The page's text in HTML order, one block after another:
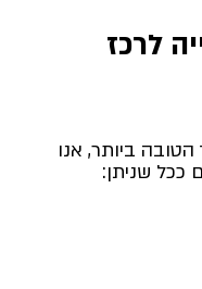
לרכז
ביותר, אנו
ככל שניתן: